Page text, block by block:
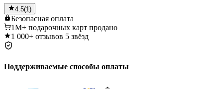
4.5(1)
Безопасная оплата
1M+ подарочных карт продано
1 000+ отзывов 5 звёзд
Поддерживаемые способы оплаты